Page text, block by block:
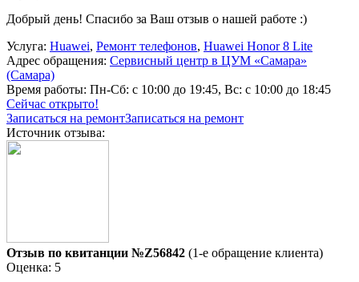
Добрый день! Спасибо за Ваш отзыв о нашей работе :)
Услуга: Huawei, Ремонт телефонов, Huawei Honor 8 Lite
Адрес обращения: Сервисный центр в ЦУМ «Самара»
(Самара)
Время работы: Пн-Сб: с 10:00 до 19:45, Вс: с 10:00 до 18:45
Сейчас открыто!
Записаться на ремонтЗаписаться на ремонт
Источник отзыва:
Отзыв по квитанции №Z56842 (1-е обращение клиента)
Оценка: 5